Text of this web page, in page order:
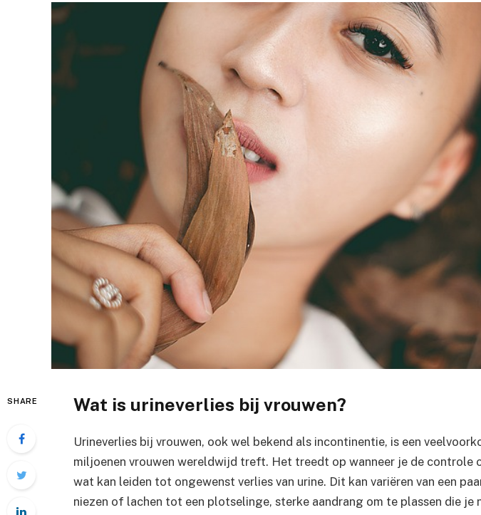
SHARE Wat is urineverlies bij vrouwen?
Urineverlies bij vrouwen, ook wel bekend als incontinentie, is een
miljoenen vrouwen wereldwijd treft. Het treedt op wanneer je de controle
wat kan leiden tot ongewenst verlies van urine. Dit kan variëren van een
niezen of lachen tot een plotselinge, sterke aandrang om te plassen die je